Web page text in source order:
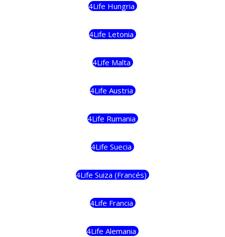
4Life Hungria
4Life Letonia
4Life Malta
4Life Austria
4Life Rumania
4Life Suecia
4Life Suiza (Francés)
4Life Francia
4Life Alemania